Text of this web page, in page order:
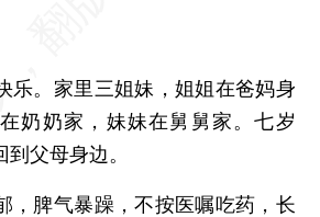
。家里三姐妹，姐姐在爸妈身
奶奶家，妹妹在舅舅家。七岁
父母身边。
脾气暴躁，不按医嘱吃药，长